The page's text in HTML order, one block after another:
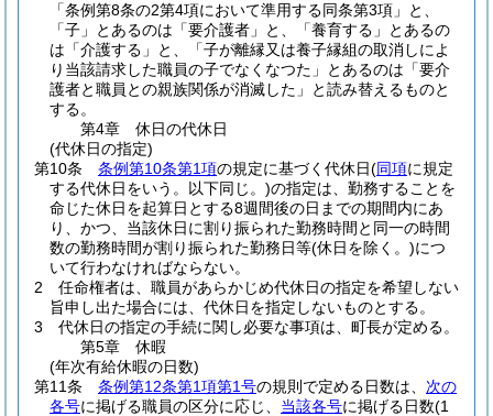
「条例第8条の2第4項において準用する同条第3項」と、
「子」とあるのは「要介護者」と、「養育する」とあるの
は「介護する」と、「子が離縁又は養子縁組の取消しによ
り当該請求した職員の子でなくなつた」とあるのは「要介
護者と職員との親族関係が消滅した」と読み替えるものと
する。
第4章
休日の代休日
(代休日の指定)
第10条
条例第10条第1項の規定に基づく代休日(同項に規定
する代休日をいう。以下同じ。)の指定は、勤務することを
命じた休日を起算日とする8週間後の日までの期間内にあ
り、かつ、当該休日に割り振られた勤務時間と同一の時間
数の勤務時間が割り振られた勤務日等(休日を除く。)につ
いて行わなければならない。
2
任命権者は、職員があらかじめ代休日の指定を希望しない
旨申し出た場合には、代休日を指定しないものとする。
3
代休日の指定の手続に関し必要な事項は、町長が定める。
第5章
休暇
(年次有給休暇の日数)
第11条
条例第12条第1項第1号の規則で定める日数は、 次の
各号に掲げる職員の区分に応じ、 当該各号に掲げる日数(1